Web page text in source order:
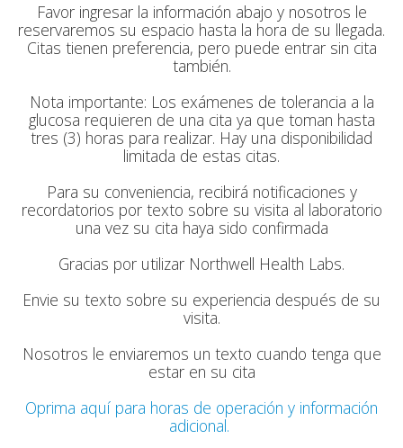
Favor ingresar la información abajo y nosotros le
reservaremos su espacio hasta la hora de su llegada.
Citas tienen preferencia, pero puede entrar sin cita
también.
Nota importante: Los exámenes de tolerancia a la
glucosa requieren de una cita ya que toman hasta
tres (3) horas para realizar. Hay una disponibilidad
limitada de estas citas.
Para su conveniencia, recibirá notificaciones y
recordatorios por texto sobre su visita al laboratorio
una vez su cita haya sido confirmada
Gracias por utilizar Northwell Health Labs.
Envie su texto sobre su experiencia después de su
visita.
Nosotros le enviaremos un texto cuando tenga que
estar en su cita
Oprima aquí para horas de operación y información
adicional.